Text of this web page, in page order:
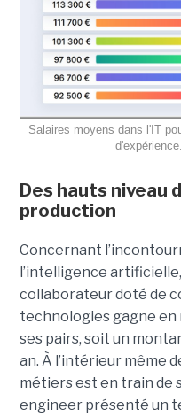
Salaires moyens dans l'IT
Des hauts niveau
production
Concernant
l’intelligence
collaborateur doté de
technologies gagne en
ses pairs, soit un
an. À l’intérieur même
métiers est en train de
engineer présenté un